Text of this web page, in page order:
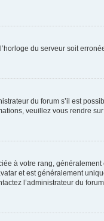
du serveur soit
du forum s’il est
veuillez vous rendre
à votre rang,
et est généralement
l’administrateur du